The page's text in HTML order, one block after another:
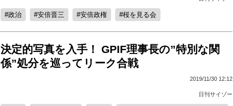
政治 安倍晋三 安倍政権 桜を見る会
決定的写真を入手！ GPIF理事長の”特別な関
係”処分を巡ってリーク合戦
2019/11/30 12:12
日刊サイゾー